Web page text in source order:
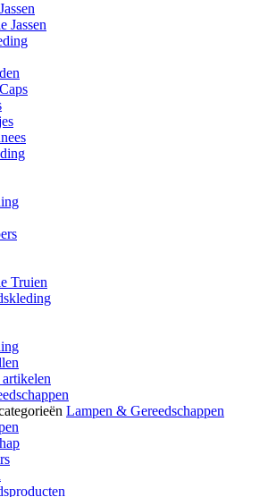
Jassen
Truien
Lampen & Gereedschappen